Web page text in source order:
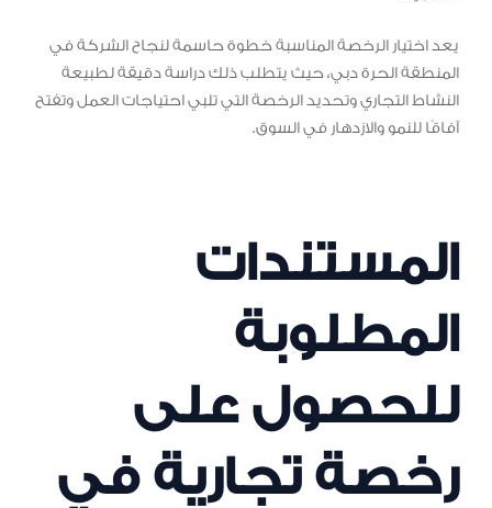
يعد اختيار الرخصة المناسبة خطوة حاسمة لنجاح الشركة في
المنطقة الحرة دبي، حيث يتطلب ذلك دراسة دقيقة لطبيعة
النشاط التجاري وتحديد الرخصة التي تلبي احتياجات العمل وتفتح
آفاقًا للنمو والازدهار في السوق.
المستندات
المطلوبة
للحصول على
رخصة تجارية في